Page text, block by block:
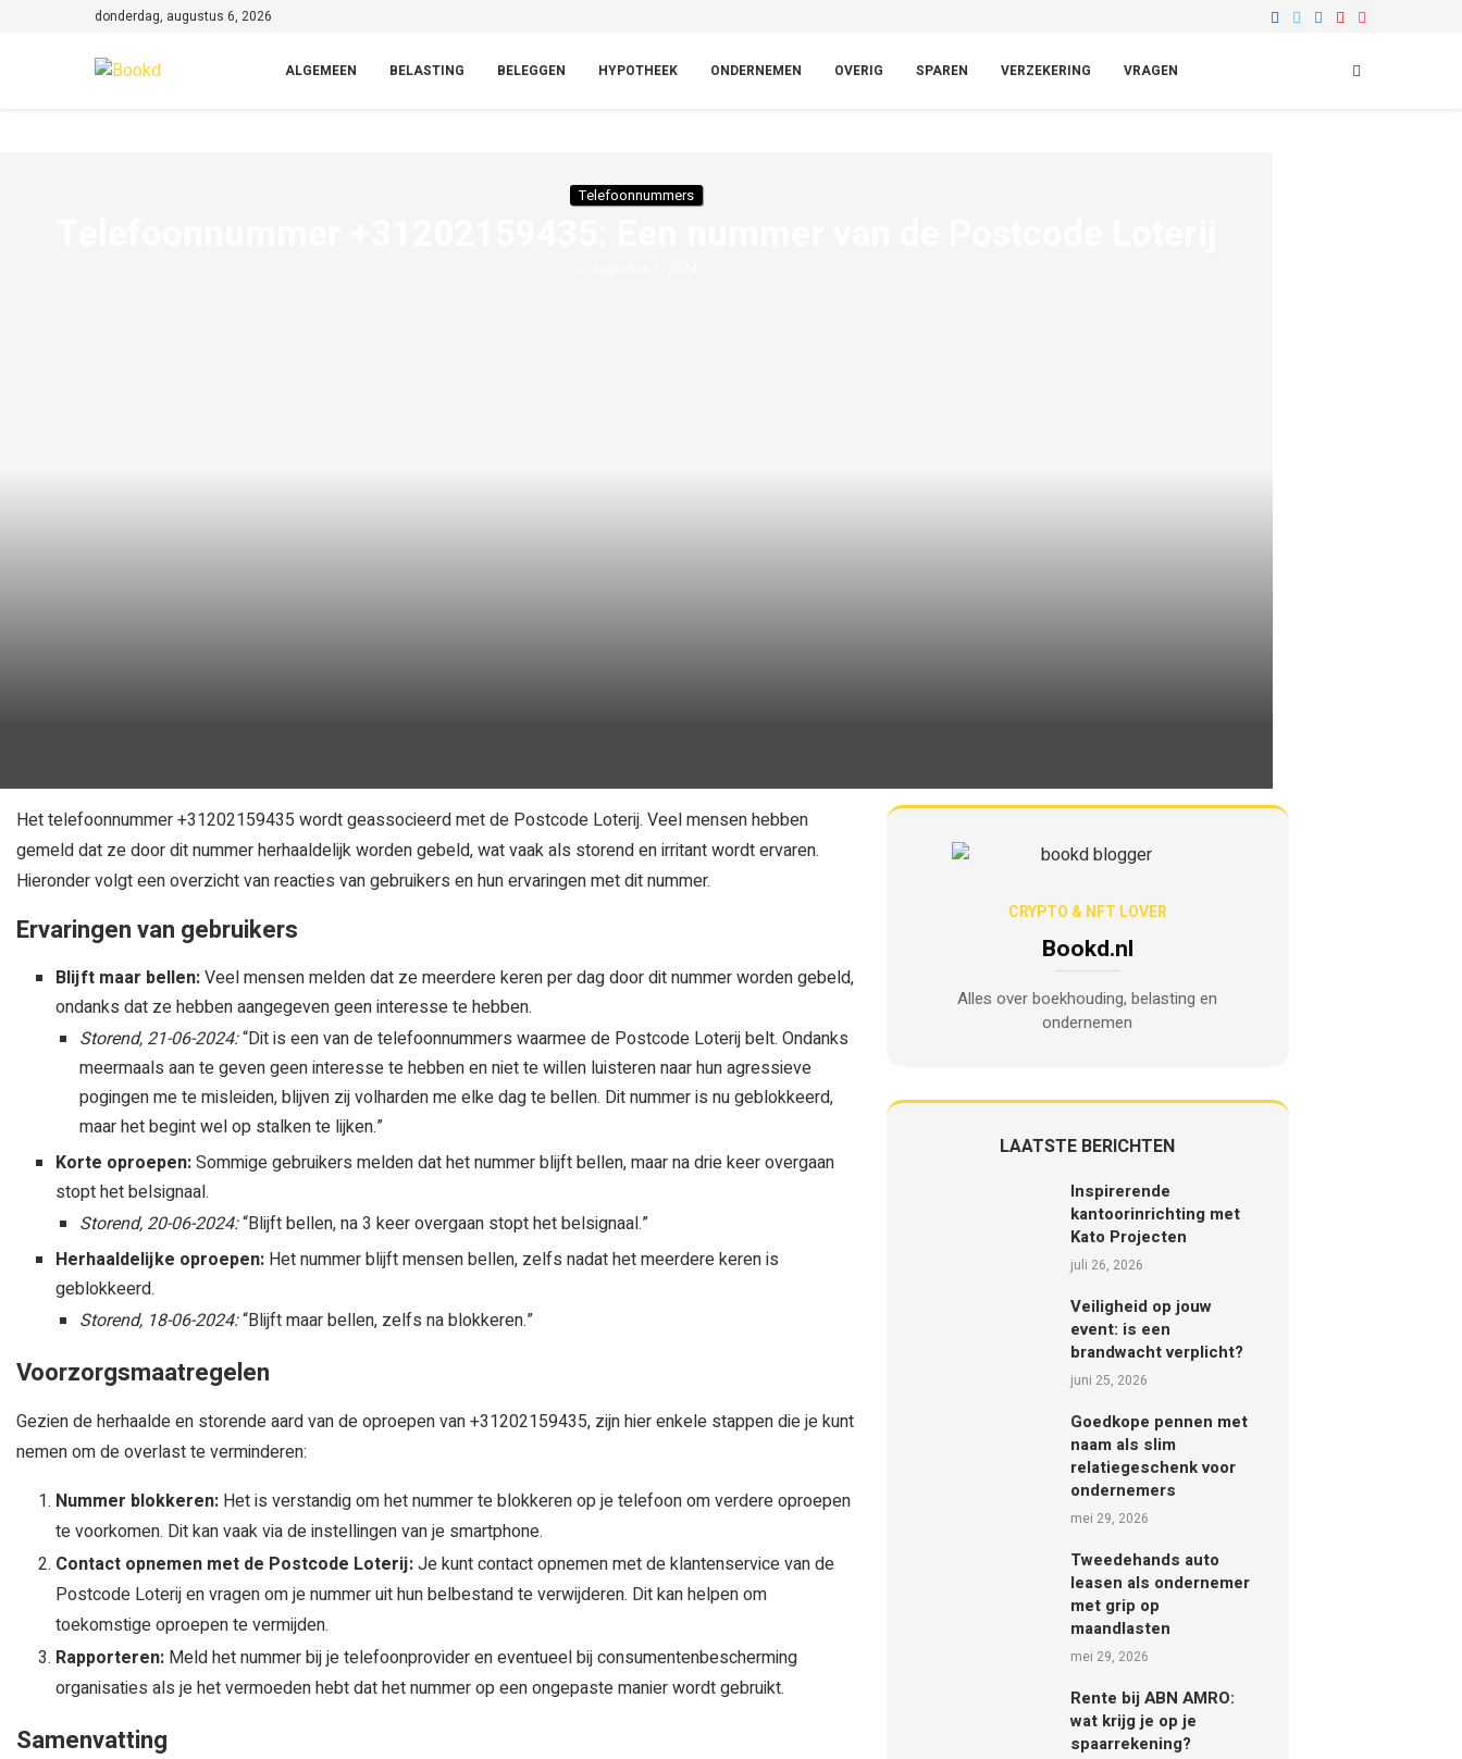
donderdag, augustus 6, 2026
ALGEMEEN BELASTING BELEGGEN HYPOTHEEK ONDERNEMEN OVERIG SPAREN VERZEKERING VRAGEN
Telefoonnummers
Het telefoonnummer +31202159435 wordt geassocieerd met de Postcode Loterij. Veel mensen hebben
gemeld dat ze door dit nummer herhaaldelijk worden gebeld, wat vaak als storend en irritant wordt ervaren.
Hieronder volgt een overzicht van reacties van gebruikers en hun ervaringen met dit nummer.
Ervaringen van gebruikers
Blijft maar bellen:Veel mensen melden dat ze meerdere keren per dag door dit nummer worden gebeld,
ondanks dat ze hebben aangegeven geen interesse te hebben.
Storend, 21-06-2024:“Dit is een van de telefoonnummers waarmee de Postcode Loterij belt. Ondanks
meermaals aan te geven geen interesse te hebben en niet te willen luisteren naar hun agressieve
pogingen me te misleiden, blijven zij volharden me elke dag te bellen. Dit nummer is nu geblokkeerd,
maar het begint wel op stalken te lijken.”
Korte oproepen:Sommige gebruikers melden dat het nummer blijft bellen, maar na drie keer overgaan
stopt het belsignaal.
Storend, 20-06-2024:“Blijft bellen, na 3 keer overgaan stopt het belsignaal.”
Herhaaldelijke oproepen: Het nummer blijft mensen bellen, zelfs nadat het meerdere keren is
geblokkeerd.
Storend, 18-06-2024:“Blijft maar bellen, zelfs na blokkeren.”
Voorzorgsmaatregelen
Gezien de herhaalde en storende aard van de oproepen van +31202159435, zijn hier enkele stappen die je kunt
nemen om de overlast te verminderen:
Nummer blokkeren: Het is verstandig om het nummer te blokkeren op je telefoon om verdere oproepen
te voorkomen. Dit kan vaak via de instellingen van je smartphone.
Contact opnemen met de Postcode Loterij:Je kunt contact opnemen met de klantenservice van de
Postcode Loterij en vragen om je nummer uit hun belbestand te verwijderen. Dit kan helpen om
toekomstige oproepen te vermijden.
Rapporteren: Meld het nummer bij je telefoonprovider en eventueel bij consumentenbescherming
organisaties als je het vermoeden hebt dat het nummer op een ongepaste manier wordt gebruikt.
Samenvatting
CRYPTO & NFT LOVER
Bookd.nl
Alles over boekhouding, belasting en
ondernemen
LAATSTE BERICHTEN
Inspirerende
kantoorinrichting met
Kato Projecten
juli 26, 2026
Veiligheid op jouw
event: is een
brandwacht verplicht?
juni 25, 2026
Goedkope pennen met
naam als slim
relatiegeschenk voor
ondernemers
mei 29, 2026
Tweedehands auto
leasen als ondernemer
met grip op
maandlasten
mei 29, 2026
Rente bij ABN AMRO:
wat krijg je op je
spaarrekening?